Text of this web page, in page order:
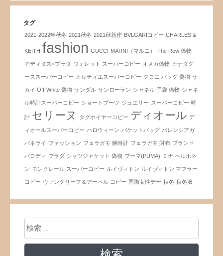
タグ
2021-2022年秋冬 2021秋冬 2021秋新作 BVLGARIコピー CHARLES &
KEITH fashion GUCCI MARNI（マルニ） The Row 偽物
アディダス×プラダ ウォレット スーパーコピー オメガ偽物 カナダグ
ーススーパーコピー カルティエスーパーコピー クロエ バッグ 偽物 サ
カイ Off-White 偽物 サンダル サンローラン シャネル 手袋 偽物 シャネ
ル時計スーパーコピー ショートブーツ ジュエリー スーパーコピー 時
計 セリーヌ タグホイヤーコピー ディオール デ
ィオールスーパーコピー ハロウィーン バケットバッグ バレンシアガ
パネライ ファッション フェラガモ 腕時計 フェラガモ 財布 ブランド
パロディ プラダ シャツジャケット 偽物 プーマ(PUMA) ミナ ペルホネ
ン モンクレール スーパーコピー ルイヴィトン ルイヴィトン マフラー
コピー ヴァンクリーフ＆アーペル コピー 国際女性デー 秋冬 秋冬服